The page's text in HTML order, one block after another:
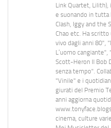
Link Quartet,
e suonando in tutta
Clash, Iggy and the
Chao etc. Ha
vivo dagli anni 80",
L’uomo cangiante",
Scott-Heron Il Bob
senza tempo".
"Vinile" e i
giurati del Premio
anni aggiorna
cinema, culture